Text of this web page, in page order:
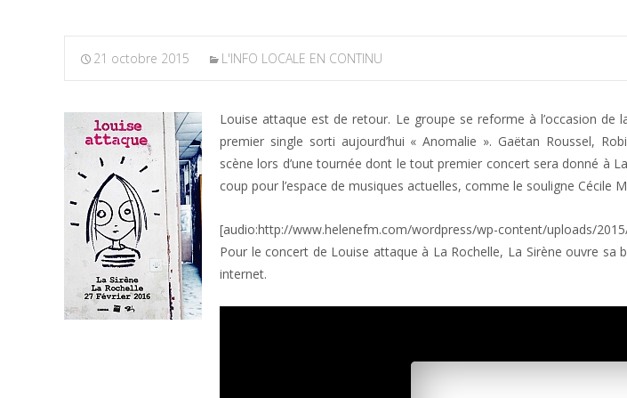
21 octobre 2015 L'INFO LOCALE EN CONTINU
Louise attaque est de retour. Le groupe se reforme à l’occasion de
premier single sorti aujourd’hui « Anomalie ». Gaëtan Roussel,
scène lors d’une tournée dont le tout premier concert sera donné à
coup pour l’espace de musiques actuelles, comme le souligne Cécile
[audio:http://www.helenefm.com/wordpress/wp-content/uploads/
Pour le concert de Louise attaque à La Rochelle, La Sirène ouvre sa
internet.